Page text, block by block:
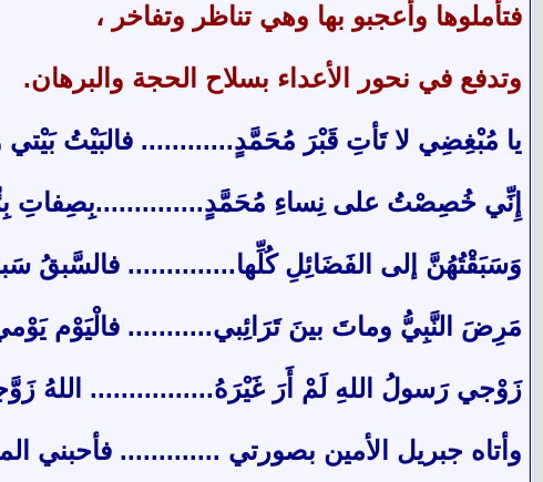
فتأملوها وأعجبو بها وهي تناظر وتفاخر ،
وتدفع في نحور الأعداء بسلاح الحجة والبرهان.
يا مُبْغِضِي لا تَأتِ قَبْرَ مُحَمَّدٍ............ فالبَيْتُ بَيْتي
إِنِّي خُصِصْتُ على نِساءِ مُحَمَّدٍ..............بِصِفاتِ
وَسَبَقْتُهُنَّ إلى الفَضَائِلِ كُلِّها.............. فالسَّبقُ
مَرِضَ النَّبِيُّ وماتَ بينَ تَرَائِبي........... فالْيَوْم
زَوْجي رَسولُ اللهِ لَمْ أَرَ غَيْرَهُ................ اللهُ
وأتاه جبريل الأمين بصورتي ............. فأحبني